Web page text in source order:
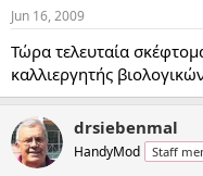
Jun 16, 2009
Τώρα τελευταία
καλλιεργητής
drsiebenmal
HandyMod Staff